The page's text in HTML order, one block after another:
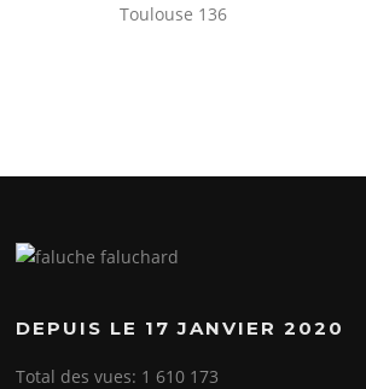
Toulouse 136
DEPUIS LE 17 JANVIER 2020
Total des vues: 1 610 173